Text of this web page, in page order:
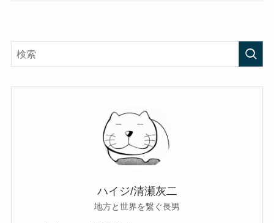
ハイジ/清瀬灰二
地方と世界を繋ぐ長男